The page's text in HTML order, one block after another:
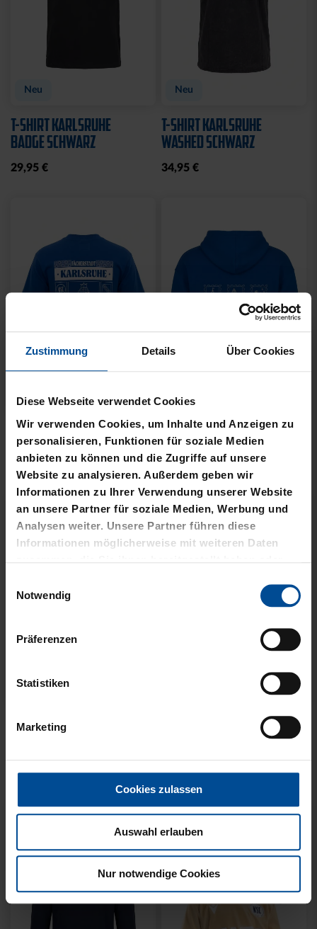
Zustimmung Details Über Cookies
Diese Webseite verwendet Cookies
Wir verwenden Cookies, um Inhalte und Anzeigen zu
personalisieren, Funktionen für soziale Medien
anbieten zu können und die Zugriffe auf unsere
Website zu analysieren. Außerdem geben wir
Informationen zu Ihrer Verwendung unserer Website
an unsere Partner für soziale Medien, Werbung und
Analysen weiter. Unsere Partner führen diese
Informationen möglicherweise mit weiteren Daten
gesammelt haben.
Notwendig
Präferenzen
Statistiken
Marketing
Cookies zulassen
Auswahl erlauben
Nur notwendige Cookies
Neu
T-SHIRT KARLSRUHE
BADGE SCHWARZ
29,95 €
Neu
T-SHIRT KARLSRUHE
WASHED SCHWARZ
34,95 €
Neu
T-SHIRT STADTMOMENTE
29,95 €
Neu
HOODIE STADTMOMENTE
59,95 €
SWEATER KARLSRUHE SWEATER KARLSRUHE